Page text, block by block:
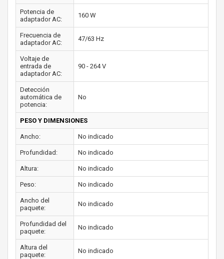
Potencia de
adaptador AC:
160 W
Frecuencia de
adaptador AC:
47/63 Hz
Voltaje de
entrada de
adaptador AC:
90 - 264 V
Detección
automática de
potencia:
No
PESO Y DIMENSIONES
Ancho: No indicado
Profundidad: No indicado
Altura: No indicado
Peso: No indicado
Ancho del
paquete:
No indicado
Profundidad del
paquete:
No indicado
Altura del
paquete:
No indicado